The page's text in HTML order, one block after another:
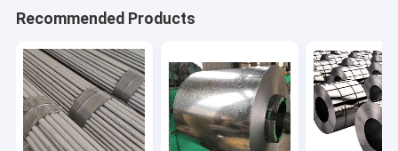
Recommended Products